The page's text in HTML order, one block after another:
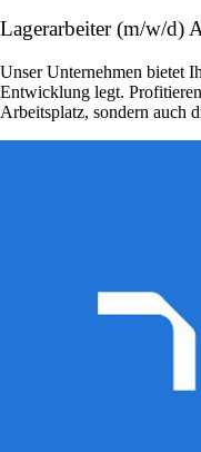
Lagerarbeiter (m/w/d)
Unser Unternehmen bietet
Entwicklung legt.
Arbeitsplatz, sondern auch